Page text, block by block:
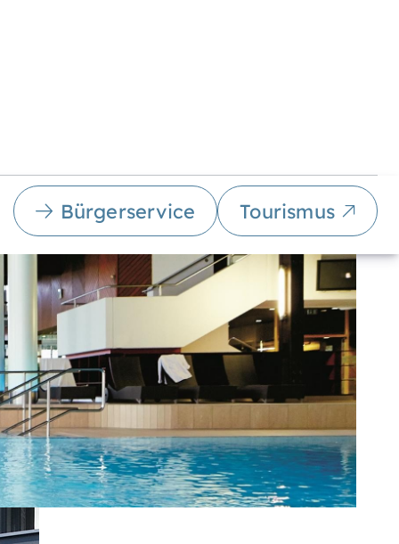
Bürgerservice Tourismus